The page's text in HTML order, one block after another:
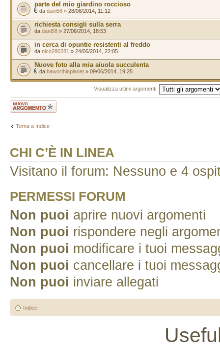
parte del mio giardino roccioso
da dani58 » 28/06/2014, 11:12
richiesta consigli sulla serra
da dani58 » 27/06/2014, 18:53
in cerca di opuntie resistenti al freddo
da nico280281 » 24/06/2014, 22:05
Nuove foto alla mia aiuola succulenta
da haworthiaplanet » 09/06/2014, 19:25
Visualizza ultimi argomenti:
Scrivi un nuovo
argomento
Torna a Indice
CHI C’È IN LINEA
Visitano il forum: Nessuno e 4
PERMESSI FORUM
Non puoi aprire nuovi argomenti
Non puoi rispondere negli
Non puoi modificare i tuoi
Non puoi cancellare i tuoi
Non puoi inviare allegati
Indice